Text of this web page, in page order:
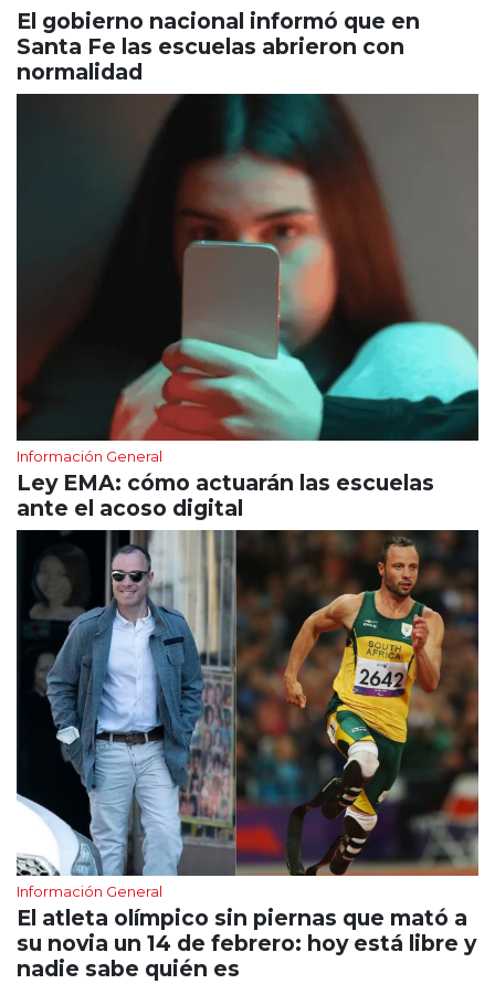
El gobierno nacional informó que en
Santa Fe las escuelas abrieron con
normalidad
Información General
Ley EMA: cómo actuarán las escuelas
ante el acoso digital
Información General
El atleta olímpico sin piernas que mató a
su novia un 14 de febrero: hoy está libre y
nadie sabe quién es